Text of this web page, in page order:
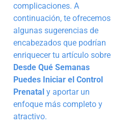
complicaciones. A
continuación, te ofrecemos
algunas sugerencias de
encabezados que podrían
enriquecer tu artículo sobre
Desde Qué Semanas
Puedes Iniciar el Control
Prenatal y aportar un
enfoque más completo y
atractivo.